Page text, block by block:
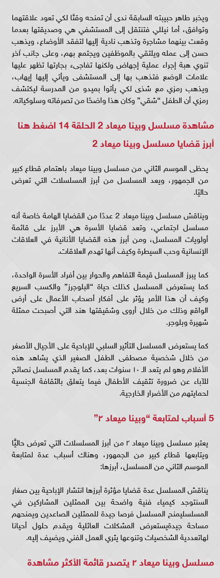
ويخبر طاهر حبيبته السابقة ندى أن تمنحه وقتًا لكي تعود علاقتهما
وتوافق، أما نيللي فتنتقل إلى المستشفي هي وصديقتها بعدما
وقعت بينهما مشاجرة وتذهب نادية إليها لتفقد الأوضاع، ويذهب
حسن إلى عمله ويلتقي بالموظفين ويجتمع بهم، وعلى جانب آخر
تنوي هبة إجراء عملية إجهاض ولكنها تفاجىء بجارتها تظهر عليها
علامات الوضع فتذهب بها إلى المستشفى ويأتي إليها إيهاب،
ويذهب رمزي مع شذى لكي يأتوا بميدو من المدرسة ليكتشف
رمزي أن الطفل “شقي” وكان هذا واضحًا من تصرفاته وسلوكياته.
مشاهدة مسلسل وبينا ميعاد 2 الحلقة 14
اضغط هنا
أبرز قضايا مسلسل وبينا ميعاد 2
يحظى الموسم الثاني من مسلسل وبينا ميعاد باهتمام قطاع كبير
من الجمهور، ويعد المسلسل من أبرز المسلسلات التي تعرض
حاليًا.
ويناقش مسلسل وبينا ميعاد 2 عددًا من القضايا الهامة خاصة أنه
مسلسل اجتماعي، وتعد قضايا الأسرة هي الأبرز على قائمة
أولويات المسلسل، ومن أبرز هذه القضايا الأنانية في العلاقات
الإنسانية وحب السيطرة وكيف أنها تهدم العلاقات.
كما يبرز المسلسل قيمة التفاهم والحوار بين أفراد الأسرة الواحدة،
كما يستعرض المسلسل كذلك حياة “البلوجرز” والكسب السريع
وكيف أن هذا الأمر يؤثر على أفكار أصحاب الأعمال على أرض
الواقع وذلك من خلال أروى وشقيقتها هند التي أصبحت ممثلة
شهيرة وبلوجر.
كما يستعرض المسلسل التأثير السلبي للإباحية على الأجيال الأصغر
من خلال شخصية مصطفى الطفل الصغير الذي يشاهد هذه
الأفلام وهو لم يتعد الـ ١٠ سنوات بعد، كما يقدم المسلسل نصائح
للآباء عن ضرورة تثقيف الأطفال فيما يتعلق بالثقافة الجنسية
لحمايتهم من الأضرار الخارجية.
5 أسباب لمتابعة “وبينا ميعاد ٢”
يعتبر مسلسل وبينا ميعاد ٢ من أبرز المسلسلات التي تعرض حاليًّا
ويتابعها قطاع كبير من الجمهور، وهناك أسباب عدة لمتابعة
الموسم الثاني من المسلسل، أبرزها:
يناقش المسلسل عدة قضايا مؤثرة أبرزها انتشار الإباحية بين صغار
السنتوجد كيمياء فنية واضحة بين الممثلين المشاركين في
المسلسليمنح المسلسل فرصا جيدة للممثلين الصاعدين ويمنحهم
مساحة جيدةيستعرض المشكلات العائلية ويقدم حلول أحيانا
لهاتعددية الشخصيات وتنوعها يثري العمل الفني ويضيف إليه.
مسلسل وبينا ميعاد ٢ يتصدر قائمة الأكثر مشاهدة